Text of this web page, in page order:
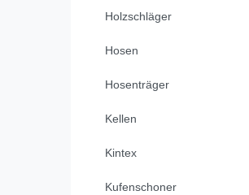
Holzschläger
Hosen
Hosenträger
Kellen
Kintex
Kufenschoner